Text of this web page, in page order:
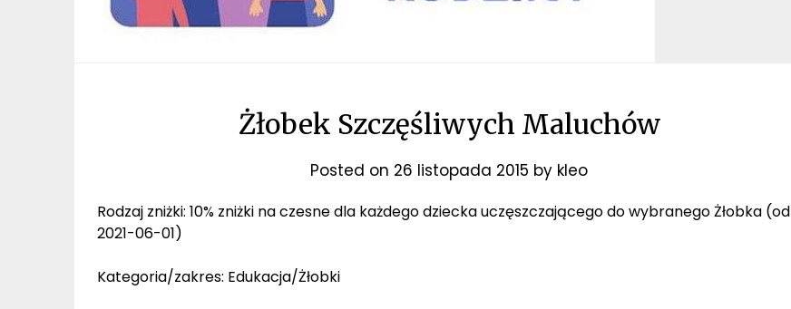
Żłobek Szczęśliwych Maluchów
Posted on 26 listopada 2015 by kleo
Rodzaj zniżki: 10% zniżki na czesne dla każdego dziecka uczęszczającego do wybranego Żłobka (od
2021-06-01)
Kategoria/zakres: Edukacja/Żłobki